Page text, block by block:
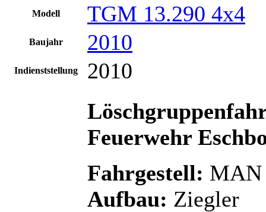
Modell TGM 13.290 4x4
Baujahr 2010
Indienststellung 2010
Feuerwehr
Fahrgestell: MAN
Aufbau: Ziegler